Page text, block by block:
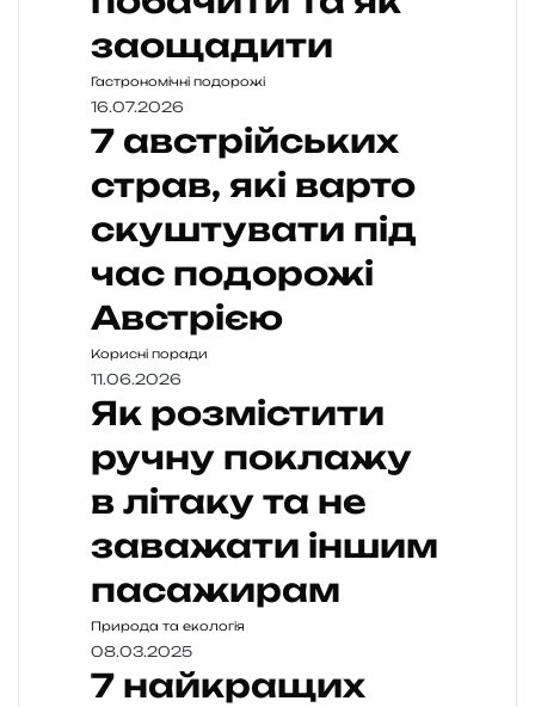
заощадити
Гастрономічні подорожі
16.07.2026
7 австрійських
страв, які варто
скуштувати під
час подорожі
Австрією
Корисні поради
11.06.2026
Як розмістити
ручну поклажу
в літаку та не
заважати іншим
пасажирам
Природа та екологія
08.03.2025
7 найкращих